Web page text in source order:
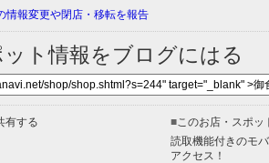
情報変更や閉店・移転を報告
ト情報をブログにはる
有する ■このお店・スポッ
読取機能付きのモ
アクセス！